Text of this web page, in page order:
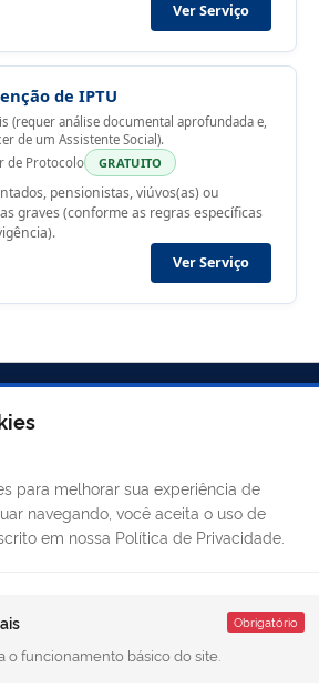
Ver Serviço
de IPTU
(requer análise documental aprofundada e,
de um Assistente Social).
de Protocolo
GRATUITO
pensionistas, viúvos(as) ou
graves (conforme as regras específicas
Ver Serviço
para melhorar sua experiência de
navegando, você aceita o uso de
em nossa Política de Privacidade.
Obrigatório
o funcionamento básico do site.